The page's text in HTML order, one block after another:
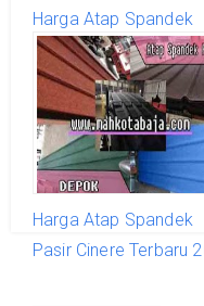
Harga Atap Spandek
Pasir Cilodong
2026
Harga Atap Spandek
Pasir Cinere Terbaru